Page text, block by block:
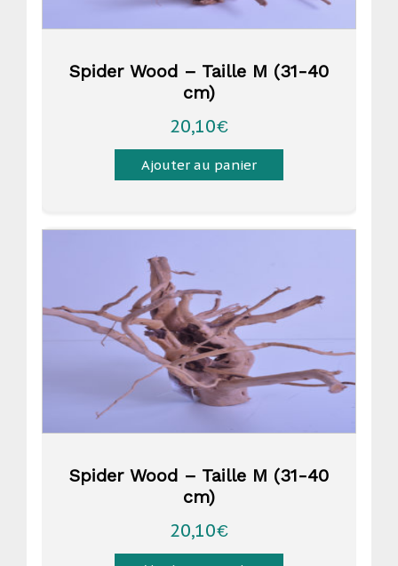
Spider Wood – Taille M (31-40
cm)
20,10€
Ajouter au panier
Spider Wood – Taille M (31-40
cm)
20,10€